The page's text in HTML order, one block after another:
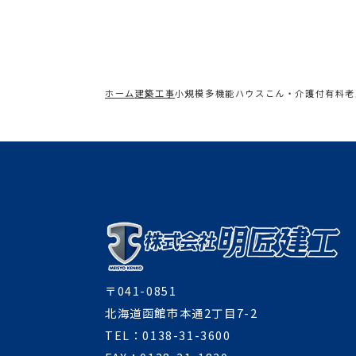
ホーム建築工事小規模多機能ハウスこん・介護付有料
〒041-0851
北海道函館市本通2丁目7-2
TEL：0138-31-3600